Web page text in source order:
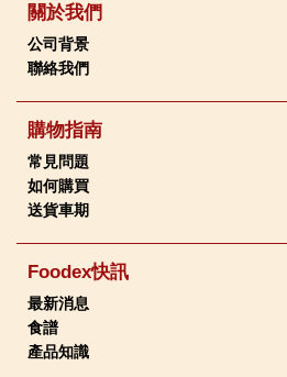
關於我們
公司背景
聯絡我們
購物指南
常見問題
如何購買
送貨車期
Foodex快訊
最新消息
食譜
產品知識